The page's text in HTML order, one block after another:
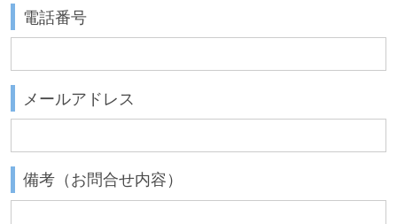
電話番号
メールアドレス
備考（お問合せ内容）